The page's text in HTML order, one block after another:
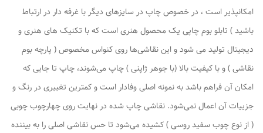
امکانپذیر است ، در خصوص چاپ در سایزهای دیگر با غرفه دار در ارتباط
باشید ) تابلو بوم چاپی یک محصول هنری است که با تکنیک های هنری و
دیجیتال تولید می شود و این نقاشی‌ها روی کنواس مخصوص ( پارچه بوم
نقاشی ) و با کیفیت بالا (با جوهر ژاپنی ) چاپ می‌شوند، چاپ تا جایی که
امکان آن فراهم باشد به نمونه اصلی وفادار است و کمترین تغییری در رنگ و
جزییات آن اعمال نمی‌شود. نقاشی چاپ شده در نهایت روی چهارچوب چوبی
( از نوع چوب سفید روسی ) کشیده می‌شود تا حس نقاشی اصلی را به بیننده